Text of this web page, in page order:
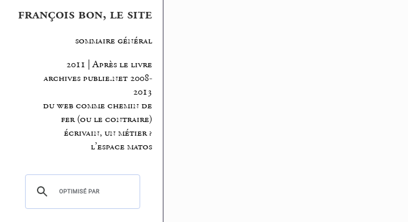
françois bon, le site
sommaire général
2011 | Après le livre
archives publie.net 2008-
2013
du web comme chemin de
fer (ou le contraire)
écrivain, un métier ?
l’espace matos